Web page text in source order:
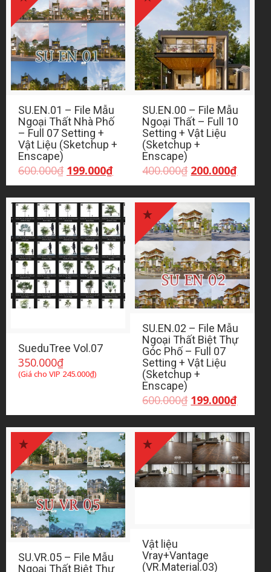
SU.EN.01 – File Mẫu
Ngoại Thất Nhà Phố
– Full 07 Setting +
Vật Liệu (Sketchup +
Enscape)
600.000₫ Giá
600.000₫.
199.000₫Giá
là:
199.000₫.
SU.EN.00 – File Mẫu
Ngoại Thất – Full 10
Setting + Vật Liệu
(Sketchup +
Enscape)
400.000₫ Giá
400.000₫.
200.000₫Giá
là:
SueduTree Vol.07
350.000₫
(Giá cho VIP 245.000₫)
SU.EN.02 – File Mẫu
Ngoại Thất Biệt Thự
Góc Phố – Full 07
Setting + Vật Liệu
(Sketchup +
Enscape)
600.000₫ Giá
600.000₫.
199.000₫Giá
là:
SU.VR.05 – File Mẫu
Ngoại Thất Biệt Thự
Vật liệu
Vray+Vantage
(VR.Material.03)